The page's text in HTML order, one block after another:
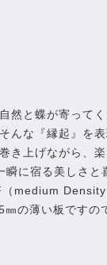
然と蝶が寄って
んな『縁起』を
き上げながら、
に宿る美しさと
（medium
の薄い板ですの